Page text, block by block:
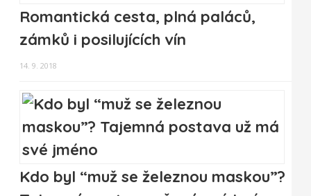
Romantická cesta, plná paláců,
zámků i posilujících vín
14. 9. 2018
Kdo byl “muž se železnou maskou”?